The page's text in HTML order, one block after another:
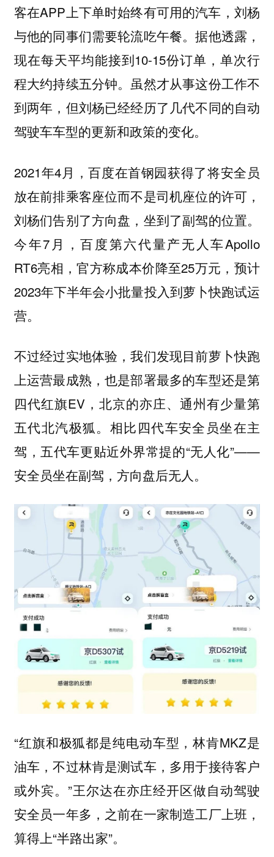
客在APP上下单时始终有可用的汽车，刘杨
与他的同事们需要轮流吃午餐。据他透露，
现在每天平均能接到10-15份订单，单次行
程大约持续五分钟。虽然才从事这份工作不
到两年，但刘杨已经经历了几代不同的自动
驾驶车车型的更新和政策的变化。
2021年4月，百度在首钢园获得了将安全员
放在前排乘客座位而不是司机座位的许可，
刘杨们告别了方向盘，坐到了副驾的位置。
今年7月，百度第六代量产无人车Apollo
RT6亮相，官方称成本价降至25万元，预计
2023年下半年会小批量投入到萝卜快跑试运
营。
不过经过实地体验，我们发现目前萝卜快跑
上运营最成熟，也是部署最多的车型还是第
四代红旗EV，北京的亦庄、通州有少量第
五代北汽极狐。相比四代车安全员坐在主
驾，五代车更贴近外界常提的“无人化”——
安全员坐在副驾，方向盘后无人。
“红旗和极狐都是纯电动车型，林肯MKZ是
油车，不过林肯是测试车，多用于接待客户
或外宾。”王尔达在亦庄经开区做自动驾驶
安全员一年多，之前在一家制造工厂上班，
算得上“半路出家”。